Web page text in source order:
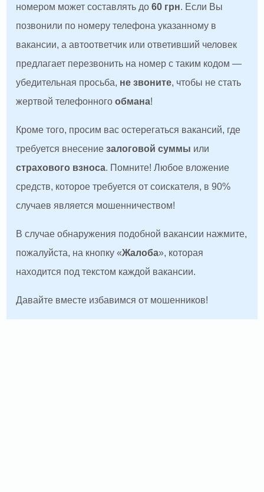
номером может составлять до60 грн. Если Вы
позвонили по номеру телефона указанному в
вакансии, а автоответчик или ответивший человек
предлагает перезвонить на номер с таким кодом —
убедительная просьба, не звоните, чтобы не стать
жертвой телефонногообмана!
Кроме того, просим вас остерегаться вакансий, где
требуется внесениезалоговой суммы или
страхового взноса. Помните! Любое вложение
средств, которое требуется от соискателя, в 90%
случаев является мошенничеством!
В случае обнаружения подобной вакансии нажмите,
пожалуйста, на кнопку «Жалоба», которая
находится под текстом каждой вакансии.
Давайте вместе избавимся от мошенников!